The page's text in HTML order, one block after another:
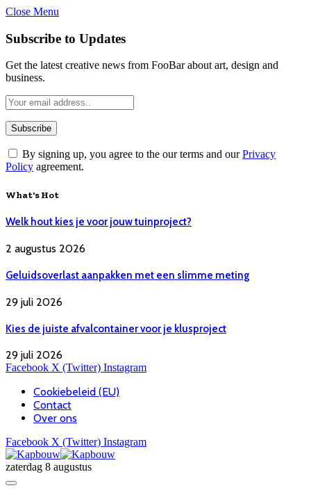
Close Menu
Subscribe to Updates
Get the latest creative news from FooBar about art, design and
business.
By signing up, you agree to the our terms and ourPrivacy
Policy agreement.
What's Hot
Welk hout kies je voor jouw tuinproject?
2 augustus 2026
Geluidsoverlast aanpakken met een slimme meting
29 juli 2026
Kies de juiste afvalcontainer voor je klusproject
29 juli 2026
Facebook X (Twitter) Instagram
Cookiebeleid (EU)
Contact
Over ons
Facebook X (Twitter) Instagram
zaterdag 8 augustus